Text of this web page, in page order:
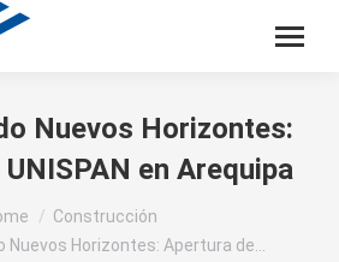
Nuevos Horizontes:
en Arequipa
Construcción
Nuevos Horizontes: Apertura de…